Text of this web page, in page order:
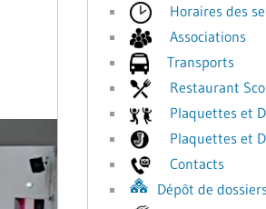
Horaires des
Associations
Transports
Restaurant
Plaquettes et
Plaquettes et
Contacts
Dépôt de